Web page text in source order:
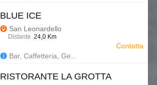
BLUE ICE
San Leonardello
Distante 24,0 Km
Bar, Caffetteria, Ge...
Contatta
RISTORANTE LA GROTTA